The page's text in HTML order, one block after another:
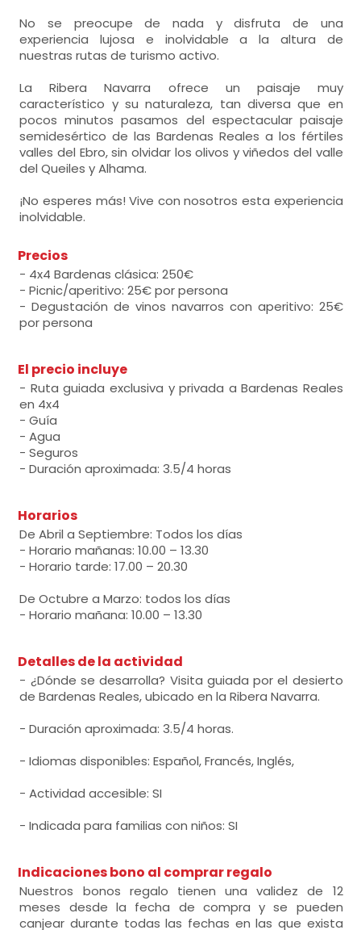
No se preocupe de nada y disfruta de una
experiencia lujosa e inolvidable a la altura de
nuestras rutas de turismo activo.
La Ribera Navarra ofrece un paisaje muy
característico y su naturaleza, tan diversa que en
pocos minutos pasamos del espectacular paisaje
semidesértico de las Bardenas Reales a los fértiles
valles del Ebro, sin olvidar los olivos y viñedos del valle
del Queiles y Alhama.
¡No esperes más! Vive con nosotros esta experiencia
inolvidable.
Precios
- 4x4 Bardenas clásica: 250€
- Picnic/aperitivo: 25€ por persona
- Degustación de vinos navarros con aperitivo: 25€
por persona
El precio incluye
- Ruta guiada exclusiva y privada a Bardenas Reales
en 4x4
- Guía
- Agua
- Seguros
- Duración aproximada: 3.5/4 horas
Horarios
De Abril a Septiembre: Todos los días
- Horario mañanas: 10.00 – 13.30
- Horario tarde: 17.00 – 20.30
De Octubre a Marzo: todos los días
- Horario mañana: 10.00 – 13.30
Detalles de la actividad
- ¿Dónde se desarrolla? Visita guiada por el desierto
de Bardenas Reales, ubicado en la Ribera Navarra.
- Duración aproximada: 3.5/4 horas.
- Idiomas disponibles: Español, Francés, Inglés,
- Actividad accesible: SI
- Indicada para familias con niños: SI
Indicaciones bono al comprar regalo
Nuestros bonos regalo tienen una validez de 12
meses desde la fecha de compra y se pueden
canjear durante todas las fechas en las que exista